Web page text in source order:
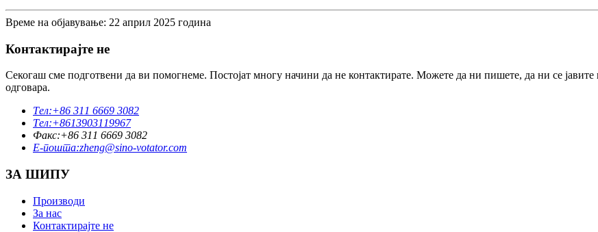
Време на објавување: 22 април 2025 година
Контактирајте не
Секогаш сме подготвени да ви помогнеме. Постојат многу начини да не контактирате. Можете да ни пишете, да ни се
одговара.
Тел:+86 311 6669 3082
Тел:+8613903119967
Факс:+86 311 6669 3082
Е-пошта:zheng@sino-votator.com
ЗА ШИПУ
Производи
За нас
Контактирајте не